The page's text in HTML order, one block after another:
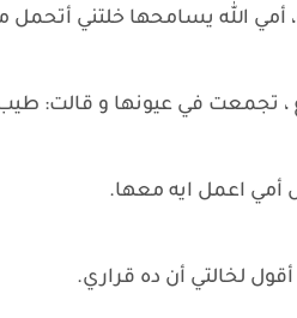
الله يسامحها خلتني أتحمل
تجمعت في عيونها و قالت:
أمي اعمل ايه معها.
لخالتي أن ده قراري.